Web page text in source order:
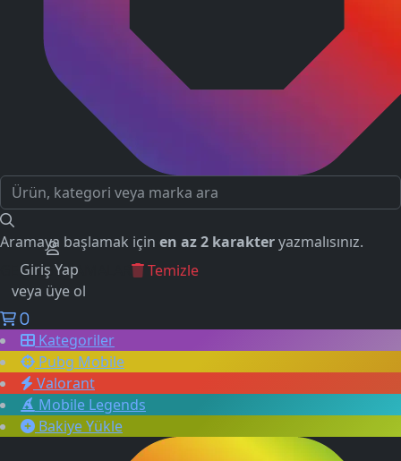
Aramaya başlamak için en az 2 karakteryazmalısınız.
GEÇMİŞ ARAMALAR
Temizle
Giriş Yap
veya üye ol
0
Kategoriler
Pubg Mobile
Valorant
Mobile Legends
Bakiye Yükle